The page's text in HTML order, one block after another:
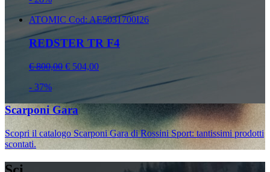
ATOMIC Cod: AE5031700I26
REDSTER TR F4
€ 800,00 € 504,00
- 37%
Scarponi Gara
Scopri il catalogo Scarponi Gara di Rossini Sport: tantissimi prodotti
scontati.